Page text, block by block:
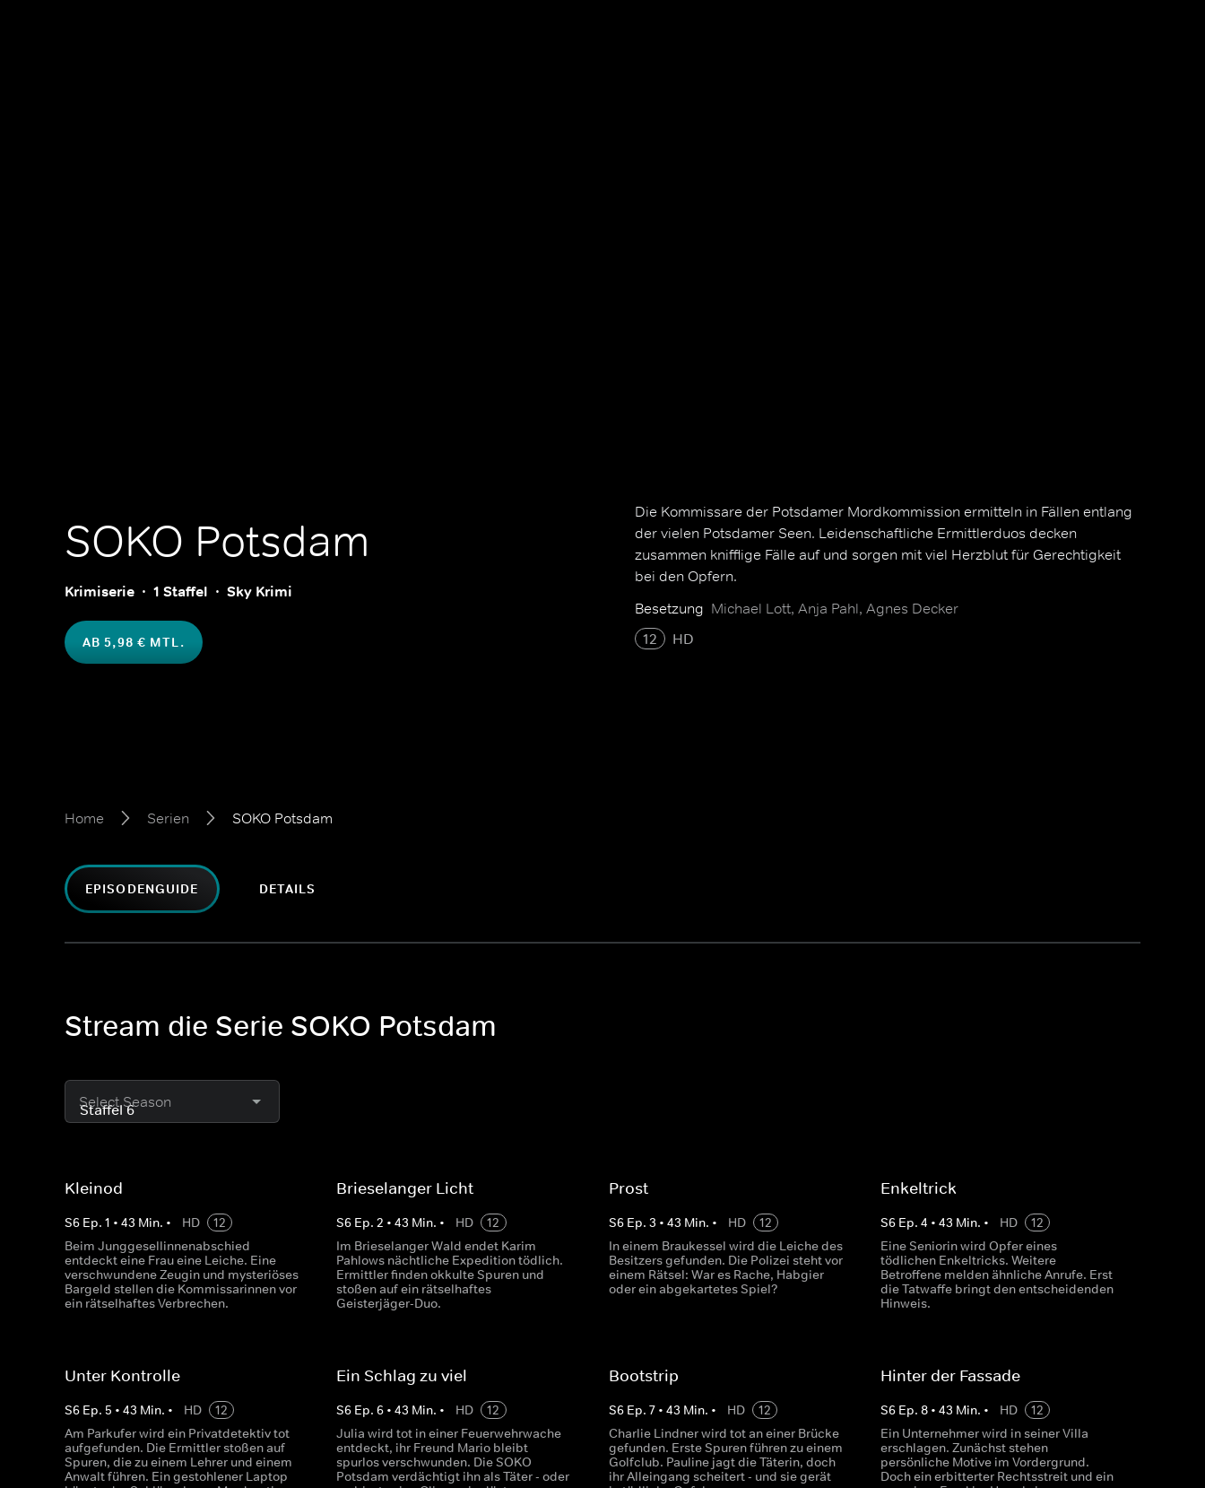
SOKO Potsdam
Krimiserie 1 Staffel Sky Krimi
AB 5,98 € MTL.
Die Kommissare der Potsdamer Mordkommission ermitteln in Fällen entlang
der vielen Potsdamer Seen. Leidenschaftliche Ermittlerduos decken
zusammen knifflige Fälle auf und sorgen mit viel Herzblut für Gerechtigkeit
bei den Opfern.
Besetzung Michael Lott, Anja Pahl, Agnes Decker
12
HD
Home Serien SOKO Potsdam
EPISODENGUIDE DETAILS
Stream die Serie SOKO Potsdam
Select Season
Kleinod
S6 Ep. 1 • 43 Min. • HD
12
Beim Junggesellinnenabschied
entdeckt eine Frau eine Leiche. Eine
verschwundene Zeugin und mysteriöses
Bargeld stellen die Kommissarinnen vor
ein rätselhaftes Verbrechen.
Brieselanger Licht
S6 Ep.2 •43 Min. • HD
12
Im Brieselanger Wald endet Karim
Pahlows nächtliche Expedition tödlich.
Ermittler finden okkulte Spuren und
stoßen auf ein rätselhaftes
Geisterjäger-Duo.
Prost
S6 Ep. 3 • 43 Min. • HD
12
In einem Braukessel wird die Leiche des
Besitzers gefunden. Die Polizei steht vor
einem Rätsel: War es Rache, Habgier
oder ein abgekartetes Spiel?
Enkeltrick
S6 Ep. 4 • 43 Min. • HD
12
Eine Seniorin wird Opfer eines
tödlichen Enkeltricks. Weitere
Betroffene melden ähnliche Anrufe. Erst
die Tatwaffe bringt den entscheidenden
Hinweis.
Unter Kontrolle
S6 Ep. 5 • 43 Min. • HD
12
Am Parkufer wird ein Privatdetektiv tot
aufgefunden. Die Ermittler stoßen auf
Spuren, die zu einem Lehrer und einem
Anwalt führen. Ein gestohlener Laptop
Ein Schlag zu viel
S6 Ep.6 •43 Min. • HD
12
Julia wird tot in einer Feuerwehrwache
entdeckt, ihr Freund Mario bleibt
spurlos verschwunden. Die SOKO
Potsdam verdächtigt ihn als Täter - oder
Bootstrip
S6 Ep. 7• 43 Min. • HD
12
Charlie Lindner wird tot an einer Brücke
gefunden. Erste Spuren führen zu einem
Golfclub. Pauline jagt die Täterin, doch
ihr Alleingang scheitert - und sie gerät
Hinter der Fassade
S6 Ep. 8• 43 Min. • HD
12
Ein Unternehmer wird in seiner Villa
erschlagen. Zunächst stehen
persönliche Motive im Vordergrund.
Doch ein erbitterter Rechtsstreit und ein